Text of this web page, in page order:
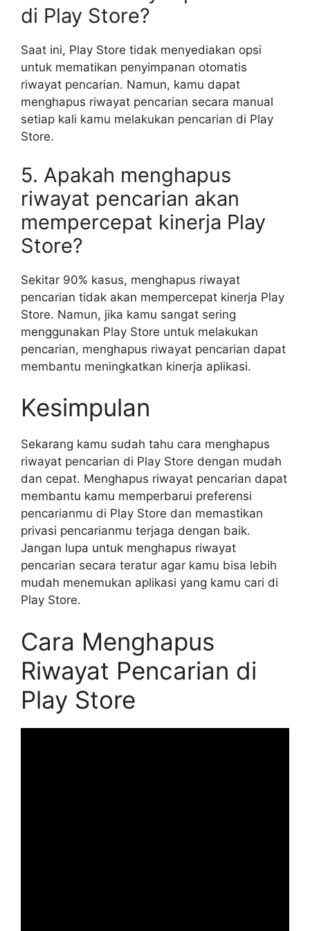
di Play Store?
Saat ini, Play Store tidak menyediakan opsi
untuk mematikan penyimpanan otomatis
riwayat pencarian. Namun, kamu dapat
menghapus riwayat pencarian secara manual
setiap kali kamu melakukan pencarian di Play
Store.
5. Apakah menghapus
riwayat pencarian akan
mempercepat kinerja Play
Store?
Sekitar 90% kasus, menghapus riwayat
pencarian tidak akan mempercepat kinerja Play
Store. Namun, jika kamu sangat sering
menggunakan Play Store untuk melakukan
pencarian, menghapus riwayat pencarian dapat
membantu meningkatkan kinerja aplikasi.
Kesimpulan
Sekarang kamu sudah tahu cara menghapus
riwayat pencarian di Play Store dengan mudah
dan cepat. Menghapus riwayat pencarian dapat
membantu kamu memperbarui preferensi
pencarianmu di Play Store dan memastikan
privasi pencarianmu terjaga dengan baik.
Jangan lupa untuk menghapus riwayat
pencarian secara teratur agar kamu bisa lebih
mudah menemukan aplikasi yang kamu cari di
Play Store.
Cara Menghapus
Riwayat Pencarian di
Play Store